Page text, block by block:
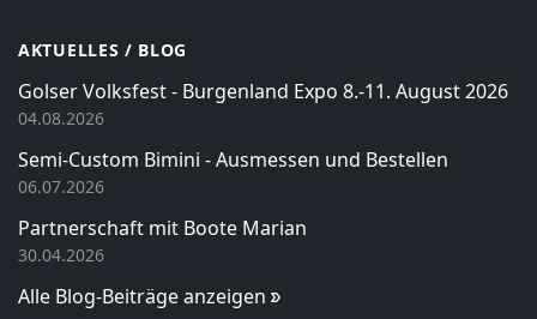
AKTUELLES / BLOG
Golser Volksfest - Burgenland Expo 8.-11. August 2026
04.08.2026
Semi-Custom Bimini - Ausmessen und Bestellen
06.07.2026
Partnerschaft mit Boote Marian
30.04.2026
Alle Blog-Beiträge anzeigen